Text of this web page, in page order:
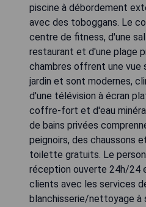
piscine à débordement
avec des toboggans. Le
centre de fitness, d'une
restaurant et d'une plage
chambres offrent une vue
jardin et sont modernes,
d'une télévision à écran
coffre-fort et d'eau
de bains privées
peignoirs, des chaussons
toilette gratuits. Le
réception ouverte 24h/24
clients avec les services
blanchisserie/nettoyage à